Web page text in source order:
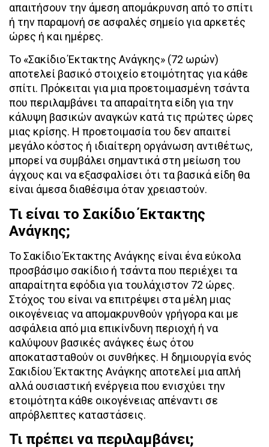
απαιτήσουν την άμεση απομάκρυνση από το σπίτι
ή την παραμονή σε ασφαλές σημείο για αρκετές
ώρες ή και ημέρες.
To «Σακίδιο Έκτακτης Ανάγκης» (72 ωρών)
αποτελεί βασικό στοιχείο ετοιμότητας για κάθε
σπίτι. Πρόκειται για μια προετοιμασμένη τσάντα
που περιλαμβάνει τα απαραίτητα είδη για την
κάλυψη βασικών αναγκών κατά τις πρώτες ώρες
μιας κρίσης. Η προετοιμασία του δεν απαιτεί
μεγάλο κόστος ή ιδιαίτερη οργάνωση αντιθέτως,
μπορεί να συμβάλει σημαντικά στη μείωση του
άγχους και να εξασφαλίσει ότι τα βασικά είδη θα
είναι άμεσα διαθέσιμα όταν χρειαστούν.
Τι είναι το Σακίδιο Έκτακτης
Ανάγκης;
Το Σακίδιο Έκτακτης Ανάγκης είναι ένα εύκολα
προσβάσιμο σακίδιο ή τσάντα που περιέχει τα
απαραίτητα εφόδια για τουλάχιστον 72 ώρες.
Στόχος του είναι να επιτρέψει στα μέλη μιας
οικογένειας να απομακρυνθούν γρήγορα και με
ασφάλεια από μια επικίνδυνη περιοχή ή να
καλύψουν βασικές ανάγκες έως ότου
αποκατασταθούν οι συνθήκες. Η δημιουργία ενός
Σακιδίου Έκτακτης Ανάγκης αποτελεί μια απλή
αλλά ουσιαστική ενέργεια που ενισχύει την
ετοιμότητα κάθε οικογένειας απέναντι σε
απρόβλεπτες καταστάσεις.
Τι πρέπει να περιλαμβάνει;